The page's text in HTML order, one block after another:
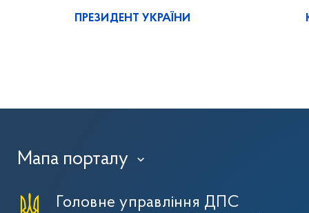
ПРЕЗИДЕНТ УКРАЇНИ
Мапа порталу ›
Головне управління ДПС